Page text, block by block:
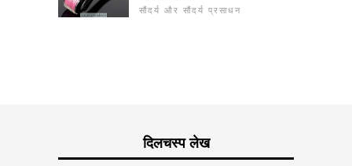
सौंदर्य और सौंदर्य प्रसाधन
दिलचस्प लेख